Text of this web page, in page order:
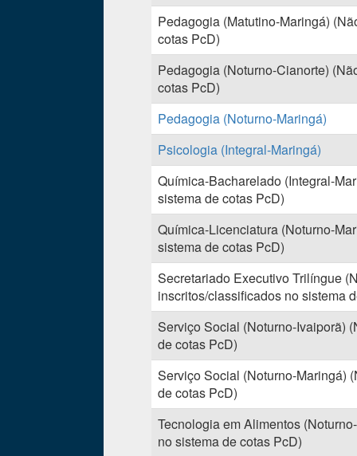
Pedagogia (Matutino-Maringá)
cotas PcD)
Pedagogia (Noturno-Cianorte)
cotas PcD)
Pedagogia (Noturno-Maringá)
Psicologia (Integral-Maringá)
Química-Bacharelado (Integral-
sistema de cotas PcD)
Química-Licenciatura (Noturno-
sistema de cotas PcD)
Secretariado Executivo Trilíngue
inscritos/classificados no sistema
Serviço Social (Noturno-Ivaiporã)
de cotas PcD)
Serviço Social (Noturno-Maringá)
de cotas PcD)
Tecnologia em Alimentos
no sistema de cotas PcD)